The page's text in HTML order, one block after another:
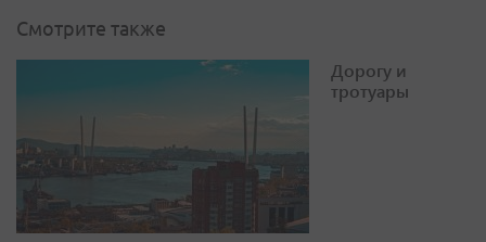
Смотрите также
Дорогу и
тротуары